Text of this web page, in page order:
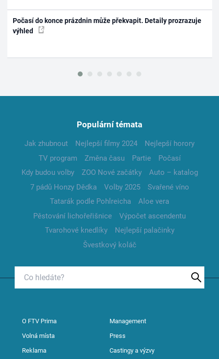
Počasí do konce prázdnin může překvapit. Detaily prozrazuje
výhled
Populární témata
Jak zhubnout Nejlepší filmy 2024
Nejlepší horory
TV program
Změna času Partie
Počasí
Kdy budou volby
ZOO Nové začátky
Auto – katalog
7 pádů Honzy Dědka
Volby 2025
Svařené víno
Tatarák podle Pohlreicha
Aloe vera
Pěstování lichořeřišnice
Výpočet ascendentu
Tvarohové knedlíky
Nejlepší palačinky
Švestkový koláč
O FTV Prima Management
Volná místa Press
Reklama Castingy a výzvy